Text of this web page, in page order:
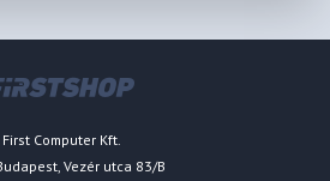
First Computer Kft.
Vezér utca 83/B